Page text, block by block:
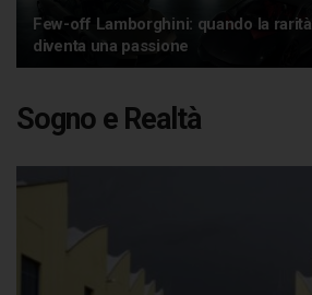
Few-off Lamborghini: quando la rarità
diventa una passione
Sogno e Realtà